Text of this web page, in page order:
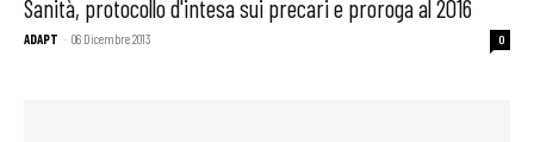
Sanità, protocollo d'intesa sui precari e proroga al 2016
ADAPT - 06 Dicembre 2013 0